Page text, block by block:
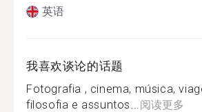
英语
我喜欢谈论的话题
Fotografia , cinema, música,
filosofia e assuntos...阅读更多